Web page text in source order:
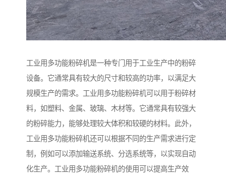
工业用多功能粉碎机是一种专门用于工业生产中的粉碎
设备。它通常具有较大的尺寸和较高的功率，以满足大
规模生产的需求。工业用多功能粉碎机可以用于粉碎材
料，如塑料、金属、玻璃、木材等。它通常具有较强大
的粉碎能力，能够处理较大体积和较硬的材料。此外，
工业用多功能粉碎机还可以根据不同的生产需求进行定
制，例如可以添加输送系统、分选系统等，以实现自动
化生产。工业用多功能粉碎机的使用可以提高生产效